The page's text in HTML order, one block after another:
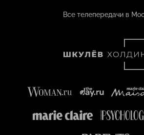
Все телепередачи в